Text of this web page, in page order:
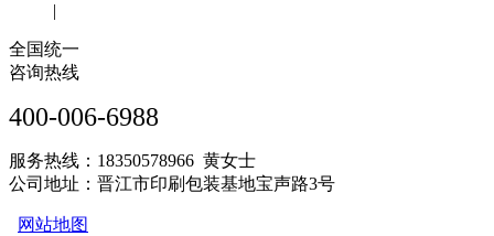
|
全国统一
咨询热线
400-006-6988
服务热线：18350578966 黄女士
公司地址：晋江市印刷包装基地宝声路3号
网站地图